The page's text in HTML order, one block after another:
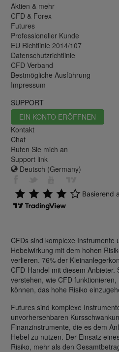
Aktien & mehr
CFD & Forex
Futures
Professioneller Kunde
EU Richtlinie 2014/107
Datenschutzrichtlinie
CFD Verband
Bestmögliche Ausführung
Impressum
SUPPORT
EIN KONTO ERÖFFNEN
Kontakt
Chat
Rufen Sie mich an
Support link
Deutsch (Germany)
CFDs sind komplexe Instrumente
Hebelwirkung mit dem hohen
verlieren. 76% der
CFD-Handel mit diesem Anbieter.
verstehen, wie CFD
können, das hohe Risiko
Futures sind komplexe
unvorhersehbaren
Finanzinstrumente, die es dem
Hebel zu nutzen. Der Einsatz
Risiko, mehr als den